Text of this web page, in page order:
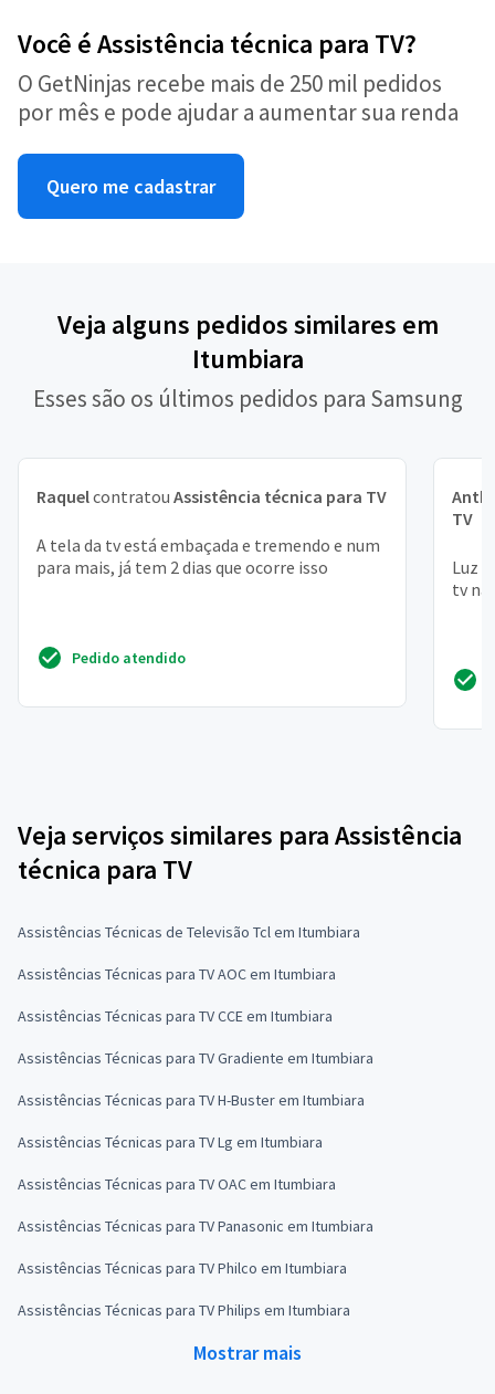
Você é Assistência técnica para TV?
O GetNinjas recebe mais de 250 mil pedidos
por mês e pode ajudar a aumentar sua renda
Quero me cadastrar
Veja alguns pedidos similares em
Itumbiara
Esses são os últimos pedidos para Samsung
Raquelcontratou Assistência técnica para TV
A tela da tv está embaçada e tremendo e num
para mais, já tem 2 dias que ocorre isso
Pedido atendido
TV
Luz
tv
Veja serviços similares para Assistência
técnica para TV
Assistências Técnicas de Televisão Tcl em Itumbiara
Assistências Técnicas para TV AOC em Itumbiara
Assistências Técnicas para TV CCE em Itumbiara
Assistências Técnicas para TV Gradiente em Itumbiara
Assistências Técnicas para TV H-Buster em Itumbiara
Assistências Técnicas para TV Lg em Itumbiara
Assistências Técnicas para TV OAC em Itumbiara
Assistências Técnicas para TV Panasonic em Itumbiara
Assistências Técnicas para TV Philco em Itumbiara
Assistências Técnicas para TV Philips em Itumbiara
Mostrar mais